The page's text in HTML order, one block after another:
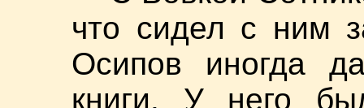
что сидел с ним
Осипов иногда
книги. У него